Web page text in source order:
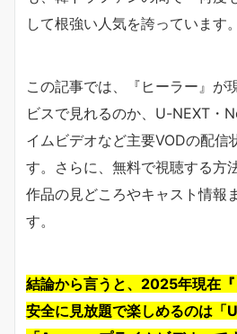
して根強い人気を誇っています。
この記事では、『ヒーラー』が
ビスで見れるのか、U-NEXT・
イムビデオなど主要VODの配信
す。さらに、無料で視聴する方
作品の見どころやキャスト情報
す。
結論から言うと、2025年現在
安全に見放題で楽しめるのは「